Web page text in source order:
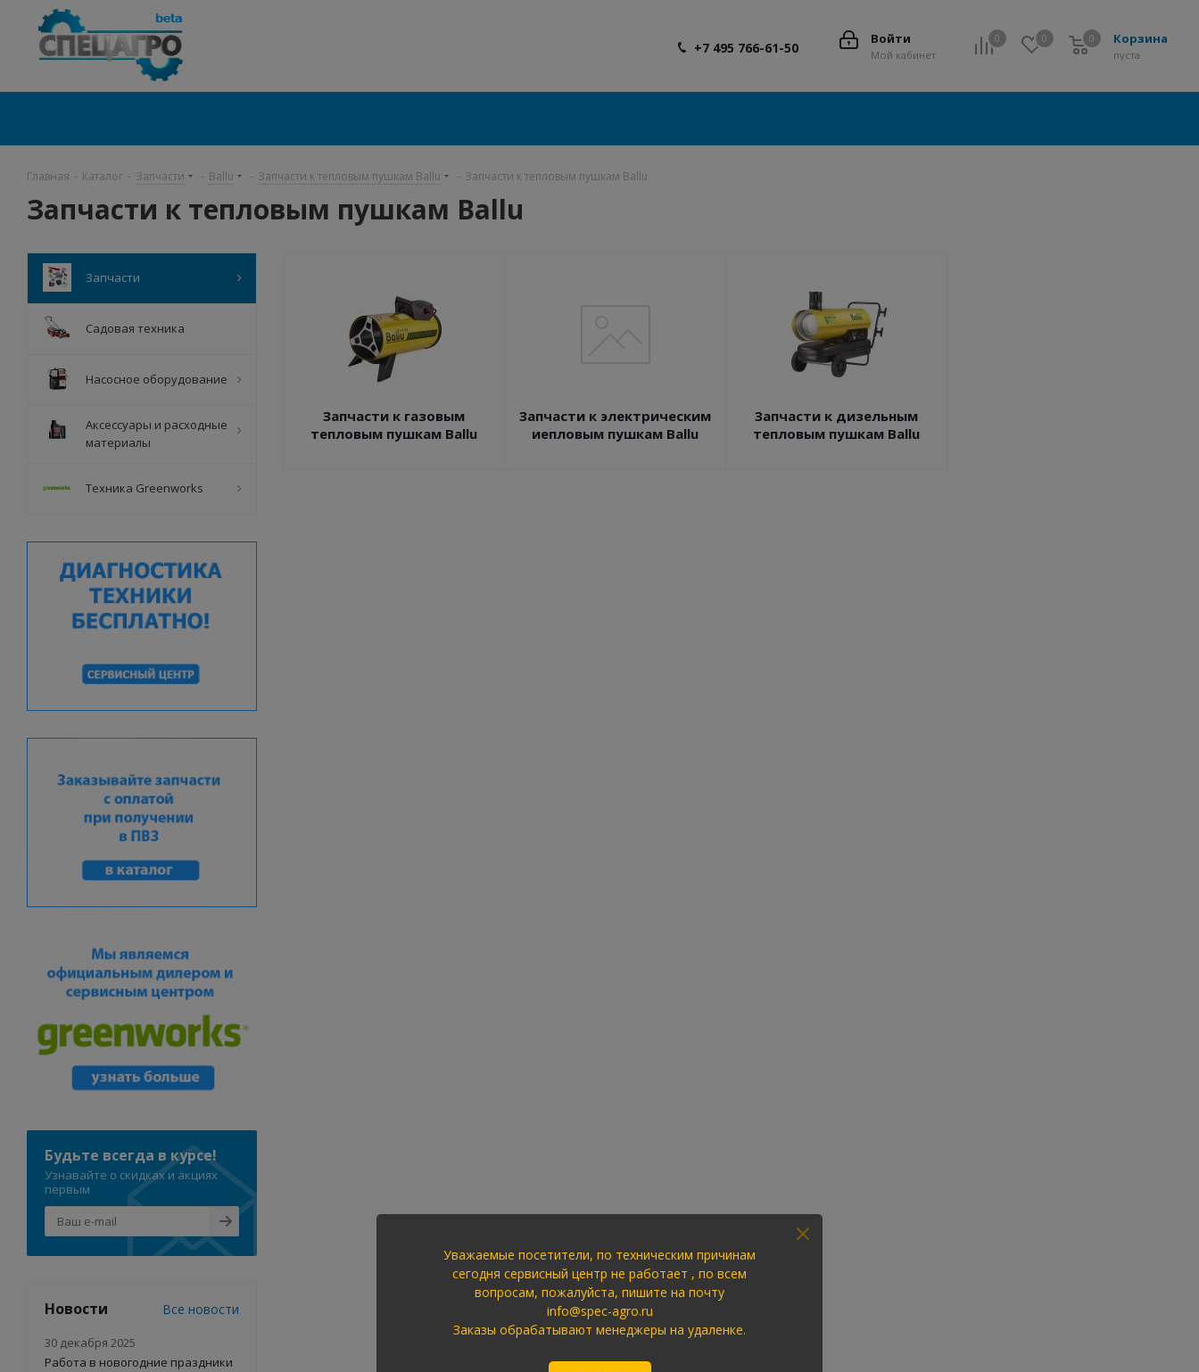
0 0 Корзина
0
пуста
0
Войти
Мой кабинет
+7 495 766-61-50
Главная - Каталог - Запчасти - Ballu - Запчасти к тепловым пушкам Ballu - Запчасти к тепловым пушкам Ballu
Запчасти к тепловым пушкам Ballu
Запчасти к газовым
тепловым пушкам Ballu
Запчасти к электрическим
иепловым пушкам Ballu
Запчасти к дизельным
тепловым пушкам Ballu
Запчасти
Садовая техника
Насосное оборудование
Аксессуары и расходные
материалы
Техника Greenworks
Будьте всегда в курсе!
Узнавайте о скидках и акциях
первым
Новости Все новости
30 декабря 2025
Работа в новогодние праздники
Уважаемые посетители, по техническим причинам
сегодня сервисный центр не работает , по всем
вопросам, пожалуйста, пишите на почту
info@spec-agro.ru
Заказы обрабатывают менеджеры на удаленке.